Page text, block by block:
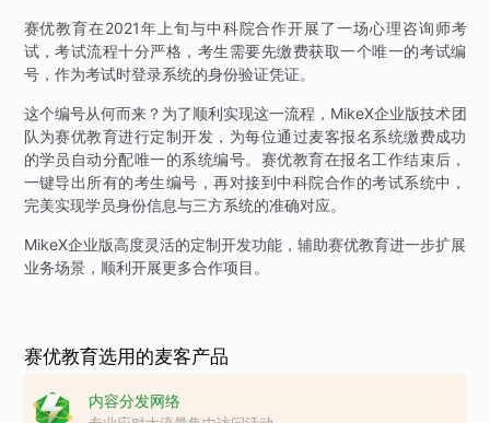
赛优教育在2021年上旬与中科院合作开展了一场心理咨询师考
试，考试流程十分严格，考生需要先缴费获取一个唯一的考试编
号，作为考试时登录系统的身份验证凭证。
这个编号从何而来？为了顺利实现这一流程，MikeX企业版技术团
队为赛优教育进行定制开发，为每位通过麦客报名系统缴费成功
的学员自动分配唯一的系统编号。赛优教育在报名工作结束后，
一键导出所有的考生编号，再对接到中科院合作的考试系统中，
完美实现学员身份信息与三方系统的准确对应。
MikeX企业版高度灵活的定制开发功能，辅助赛优教育进一步扩展
业务场景，顺利开展更多合作项目。
赛优教育选用的麦客产品
内容分发网络